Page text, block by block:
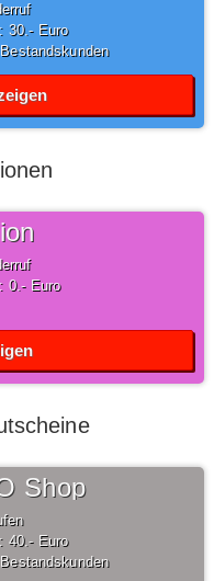
30,- Euro
0,- Euro
Shop
40,- Euro